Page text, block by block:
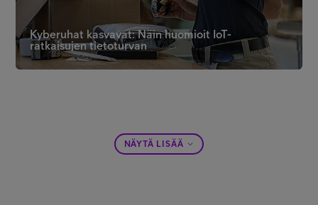
Kyberuhat kasvavat: Näin huomioit IoT-
ratkaisujen tietoturvan
NÄYTÄ LISÄÄ